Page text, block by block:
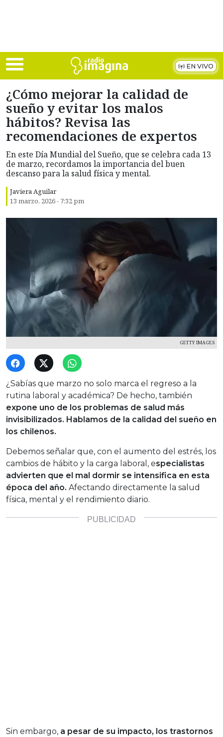
EN VIVO
¿Cómo mejorar la calidad de
sueño y evitar los malos
hábitos? Revisa las
recomendaciones de expertos
En este Día Mundial del Sueño, que se celebra cada 13
de marzo, recordamos la importancia del buen
descanso para la salud física y mental.
Javiera Aguilar
13 marzo, 2026 - 7:32 pm
GETTY IMAGES
¿Sabías que marzo no solo marca el regreso a la
rutina laboral y académica? De hecho, también
expone uno de los problemas de salud más
invisibilizados. Hablamos de la calidad del sueño en
los chilenos.
Debemos señalar que, con el aumento del estrés, los
cambios de hábito y la carga laboral, especialistas
advierten que el mal dormir se intensifica en esta
época del año. Afectando directamente la salud
física, mental y el rendimiento diario.
Sin embargo, a pesar de su impacto, los trastornos